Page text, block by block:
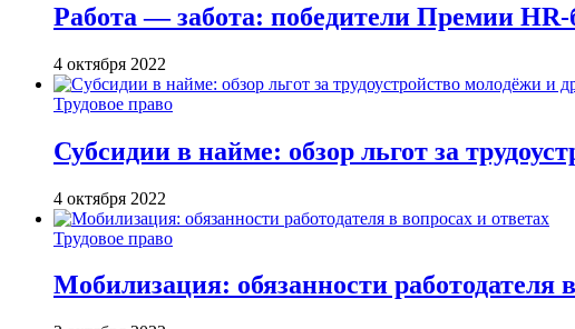
Работа — забота: победители Премии HR-
4 октября 2022
Трудовое право
Субсидии в найме: обзор льгот за
4 октября 2022
Трудовое право
Мобилизация: обязанности работодателя